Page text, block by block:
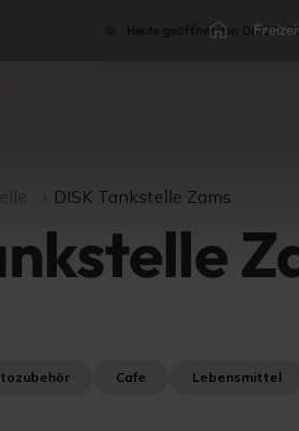
DISK Tankstelle Zams
Heute geöffnet von
Cafe Lebensmittel